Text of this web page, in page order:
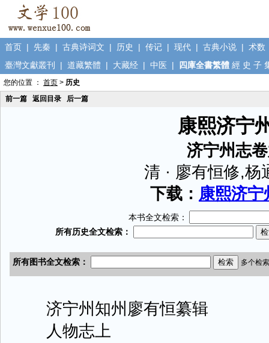
首页 | 先秦 | 古典诗词文 | 历史 | 传记 | 现代 | 古典小说 | 术数
臺灣文獻叢刊
| 道藏繁體 | 大藏经 | 中医 | 四庫全書繁體 經 史 子
您的位置 ： 首页 > 历史
前一篇
返回目录 后一篇
康熙济宁
济宁州志
清 · 廖有恒修,杨
下载： 康熙济
本书全文检索：
济宁州知州廖有恒纂辑
人物志上